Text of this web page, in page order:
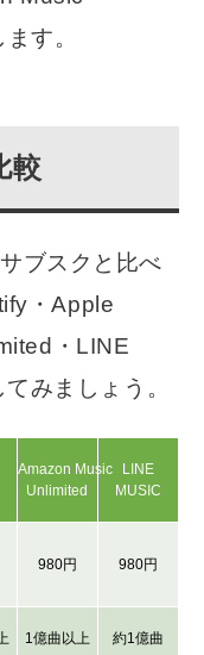
す。
較
ブスクと比べ
・Apple
・LINE
みましょう。
Amazon Music
Unlimited
LINE
MUSIC
980円 980円
1億曲以上 約1億曲